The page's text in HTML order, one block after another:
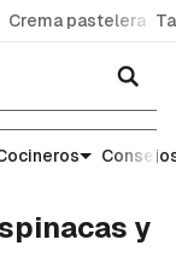
Crema pastelera
y